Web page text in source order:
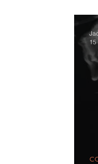
15